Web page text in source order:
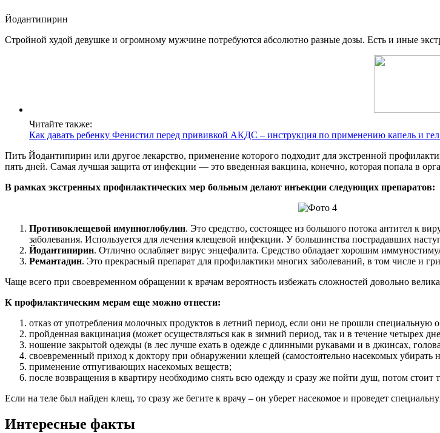
Йодантипирин
Стройной худой девушке и огромному мужчине потребуются абсолютно разные дозы. Есть и иные
Читайте также:
Как давать ребенку Фенистил перед прививкой АКДС – инструкция по применению капель и
Пить Йодантипирин или другое лекарство, применение которого подходит для экстренной
пять дней. Самая лучшая защита от инфекции — это введенная вакцина, конечно, которая попала в
В рамках экстренных профилактических мер больным делают инъекции следующих препаратов:
Противоклещевой имунноглобулин. Это средство, состоящее из большого потока антител к
заболевания. Используется для лечения клещевой инфекции. У большинства пострадавших
Йодантипирин. Отлично ослабляет вирус энцефалита. Средство обладает хорошим
Ремантадин. Это прекрасный препарат для профилактики многих заболеваний, в том числе и
Чаще всего при своевременном обращении к врачам вероятность избежать сложностей довольно
К профилактическим мерам еще можно отнести:
отказ от употребления молочных продуктов в летний период, если они не прошли специальную
пройденная вакцинация (может осуществляться как в зимний период, так и в течение четырех
ношение закрытой одежды (в лес лучше ехать в одежде с длинными рукавами и в джинсах,
своевременный приход к доктору при обнаружении клещей (самостоятельно насекомых убирать
применение отпугивающих насекомых веществ;
после возвращения в квартиру необходимо снять всю одежду и сразу же пойти душ, потом
Если на теле был найден клещ, то сразу же бегите к врачу – он уберет насекомое и проведет
Интересные факты